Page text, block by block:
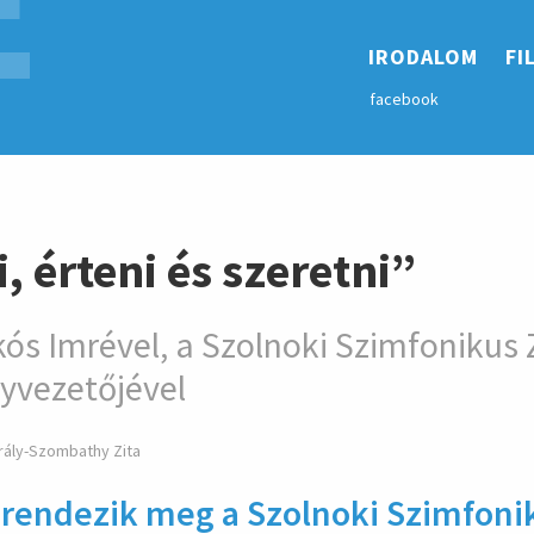
IRODALOM
facebook
érteni és szeretni”
Imrével, a Szolnoki Szimfonikus
Szombathy Zita
meg a Szolnoki